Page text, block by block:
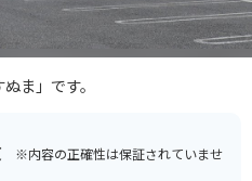
ま」です。
※内容の正確性は保証されていませ